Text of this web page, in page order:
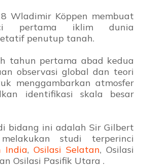
Wladimir Köppen membuat
pertama iklim dunia
penutup tanah.
tahun pertama abad kedua
observasi global dan teori
menggambarkan atmosfer
identifikasi skala besar
bidang ini adalah Sir Gilbert
studi terperinci
India, Osilasi Selatan, Osilasi
Osilasi Pasifik Utara .